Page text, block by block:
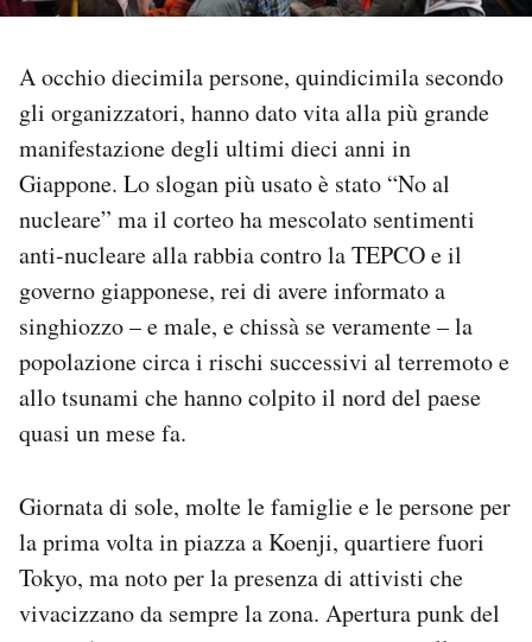
SHOP
CALENDARIO
AREA PERSONALE
Area Personale
Regala il Post
Hai bisogno di aiuto?
A occhio diecimila persone, quindicimila secondo
gli organizzatori, hanno dato vita alla più grande
manifestazione degli ultimi dieci anni in
Giappone. Lo slogan più usato è stato “No al
nucleare” ma il corteo ha mescolato sentimenti
anti-nucleare alla rabbia contro la TEPCO e il
governo giapponese, rei di avere informato a
singhiozzo – e male, e chissà se veramente – la
popolazione circa i rischi successivi al terremoto e
allo tsunami che hanno colpito il nord del paese
quasi un mese fa.
Giornata di sole, molte le famiglie e le persone per
la prima volta in piazza a Koenji, quartiere fuori
Tokyo, ma noto per la presenza di attivisti che
vivacizzano da sempre la zona. Apertura punk del